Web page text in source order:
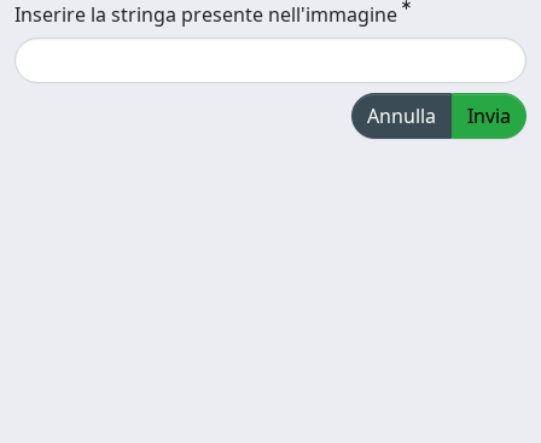
Inserire la stringa presente nell'immagine
Annulla Invia